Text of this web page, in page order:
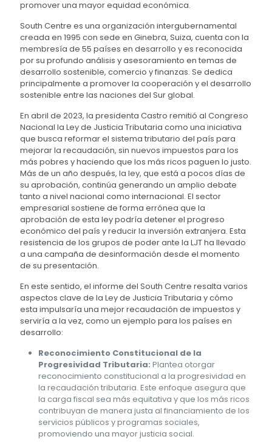
promover una mayor equidad económica.
South Centre es una organización intergubernamental
creada en 1995 con sede en Ginebra, Suiza, cuenta con la
membresía de 55 países en desarrollo y es reconocida
por su profundo análisis y asesoramiento en temas de
desarrollo sostenible, comercio y finanzas. Se dedica
principalmente a promover la cooperación y el desarrollo
sostenible entre las naciones del Sur global.
En abril de 2023, la presidenta Castro remitió al Congreso
Nacional la Ley de Justicia Tributaria como una iniciativa
que busca reformar el sistema tributario del país para
mejorar la recaudación, sin nuevos impuestos para los
más pobres y haciendo que los más ricos paguen lo justo.
Más de un año después, la ley, que está a pocos días de
su aprobación, continúa generando un amplio debate
tanto a nivel nacional como internacional. El sector
empresarial sostiene de forma errónea que la
aprobación de esta ley podría detener el progreso
económico del país y reducir la inversión extranjera. Esta
resistencia de los grupos de poder ante la LJT ha llevado
a una campaña de desinformación desde el momento
de su presentación.
En este sentido, el informe del South Centre resalta varios
aspectos clave de la Ley de Justicia Tributaria y cómo
esta impulsaría una mejor recaudación de impuestos y
serviría a la vez, como un ejemplo para los países en
desarrollo:
Reconocimiento Constitucional de la
Progresividad Tributaria: Plantea otorgar
reconocimiento constitucional a la progresividad en
la recaudación tributaria. Este enfoque asegura que
la carga fiscal sea más equitativa y que los más ricos
contribuyan de manera justa al financiamiento de los
servicios públicos y programas sociales,
promoviendo una mayor justicia social.